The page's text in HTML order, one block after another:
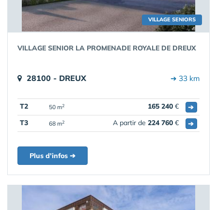
VILLAGE SENIORS
VILLAGE SENIOR LA PROMENADE ROYALE DE DREUX
28100 - DREUX ➔ 33 km
T2 50 m2 165 240 €
➔
T3
68 m2 A partir de 224 760 € ➔
Plus d'infos ➔